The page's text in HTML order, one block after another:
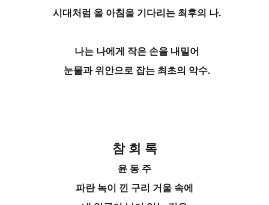
시대처럼 올 아침을 기다리는 최후의 나.
나는 나에게 작은 손을 내밀어
눈물과 위안으로 잡는 최초의 악수.
참 회 록
윤 동 주
파란 녹이 낀 구리 거울 속에